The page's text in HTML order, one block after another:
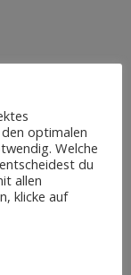
optimalen
Welche
du
allen
klicke auf